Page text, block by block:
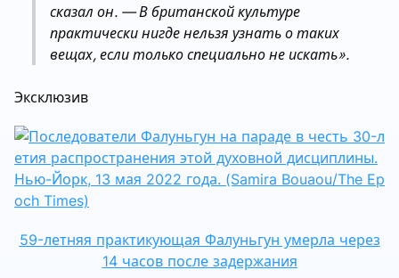
сказал он. — В британской культуре
практически нигде нельзя узнать о таких
вещах, если только специально не искать».
Эксклюзив
59-летняя практикующая Фалуньгун умерла через
14 часов после задержания